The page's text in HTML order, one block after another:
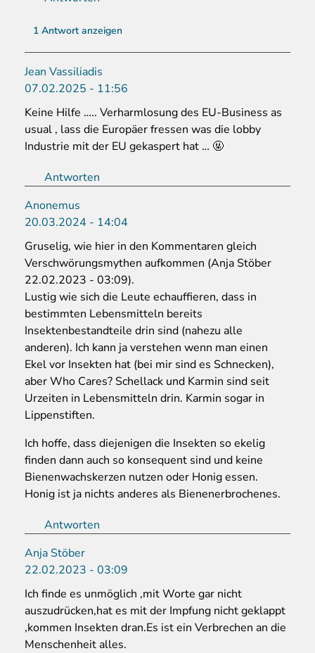
1 Antwort anzeigen
Jean Vassiliadis
07.02.2025 - 11:56
Keine Hilfe ….. Verharmlosung des EU-Business as
usual , lass die Europäer fressen was die lobby
Industrie mit der EU gekaspert hat … 🤬
Antworten
Anonemus
20.03.2024 - 14:04
Gruselig, wie hier in den Kommentaren gleich
Verschwörungsmythen aufkommen (Anja Stöber
22.02.2023 - 03:09).
Lustig wie sich die Leute echauffieren, dass in
bestimmten Lebensmitteln bereits
Insektenbestandteile drin sind (nahezu alle
anderen). Ich kann ja verstehen wenn man einen
Ekel vor Insekten hat (bei mir sind es Schnecken),
aber Who Cares? Schellack und Karmin sind seit
Urzeiten in Lebensmitteln drin. Karmin sogar in
Lippenstiften.
Ich hoffe, dass diejenigen die Insekten so ekelig
finden dann auch so konsequent sind und keine
Bienenwachskerzen nutzen oder Honig essen.
Honig ist ja nichts anderes als Bienenerbrochenes.
Antworten
Anja Stöber
22.02.2023 - 03:09
Ich finde es unmöglich ,mit Worte gar nicht
auszudrücken,hat es mit der Impfung nicht geklappt
,kommen Insekten dran.Es ist ein Verbrechen an die
Menschenheit alles.